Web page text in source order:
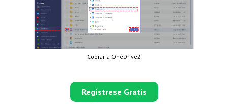
Copiar a OneDrive2
Regístrese Gratis